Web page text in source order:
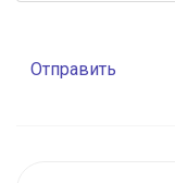
Отправить